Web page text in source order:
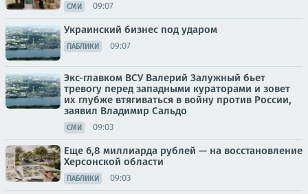
СМИ 09:07
Украинский бизнес под ударом
ПАБЛИКИ 09:07
Экс-главком ВСУ Валерий Залужный бьет
тревогу перед западными кураторами и зовет
их глубже втягиваться в войну против России,
заявил Владимир Сальдо
СМИ 09:03
Еще 6,8 миллиарда рублей — на восстановление
Херсонской области
ПАБЛИКИ 09:03